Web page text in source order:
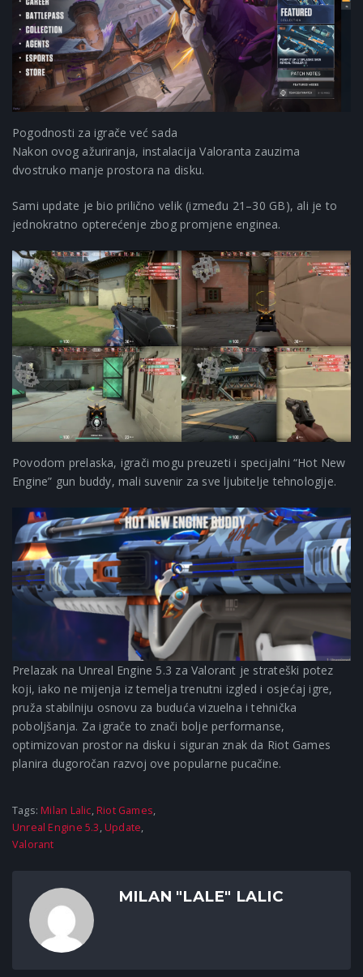
Pogodnosti za igrače već sada
Nakon ovog ažuriranja, instalacija Valoranta zauzima
dvostruko manje prostora na disku.
Sami update je bio prilično velik (između 21–30 GB), ali je to
jednokratno opterećenje zbog promjene enginea.
Povodom prelaska, igrači mogu preuzeti i specijalni “Hot New
Engine” gun buddy, mali suvenir za sve ljubitelje tehnologije.
Prelazak na Unreal Engine 5.3 za Valorant je strateški potez
koji, iako ne mijenja iz temelja trenutni izgled i osjećaj igre,
pruža stabilniju osnovu za buduća vizuelna i tehnička
poboljšanja. Za igrače to znači bolje performanse,
optimizovan prostor na disku i siguran znak da Riot Games
planira dugoročan razvoj ove popularne pucačine.
Tags:Milan Lalic,Riot Games,
Unreal Engine 5.3,Update,
Valorant
MILAN "LALE" LALIC